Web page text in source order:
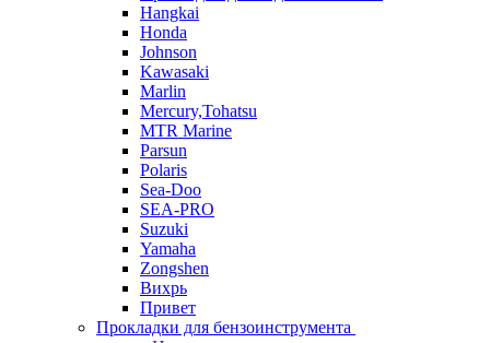
Hangkai
Honda
Johnson
Kawasaki
Marlin
Mercury,Tohatsu
MTR Marine
Parsun
Polaris
Sea-Doo
SEA-PRO
Suzuki
Yamaha
Zongshen
Вихрь
Привет
Прокладки для бензоинструмента